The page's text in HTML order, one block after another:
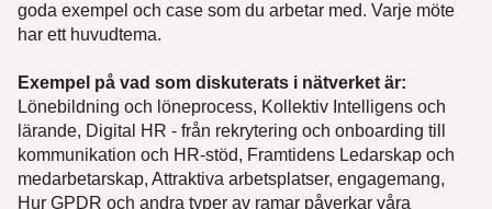
goda exempel och case som du arbetar med. Varje möte
har ett huvudtema.
Exempel på vad som diskuterats i nätverket är:
Lönebildning och löneprocess, Kollektiv Intelligens och
lärande, Digital HR - från rekrytering och onboarding till
kommunikation och HR-stöd, Framtidens Ledarskap och
medarbetarskap, Attraktiva arbetsplatser, engagemang,
Hur GPDR och andra typer av ramar påverkar våra